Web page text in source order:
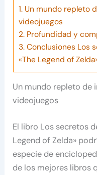
1.Un mundo repleto
videojuegos
2.Profundidad y
3.Conclusiones Los
«The Legend of
Un mundo repleto de
videojuegos
El libro Los secretos
Legend of Zelda»
especie de
de los mejores libros